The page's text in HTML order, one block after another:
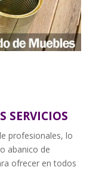
SERVICIOS
profesionales, lo
abanico de
ofrecer en todos